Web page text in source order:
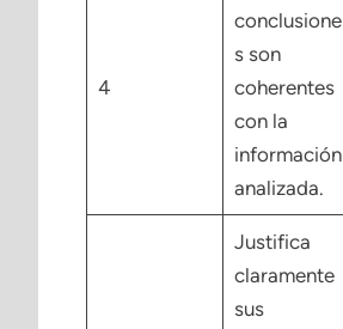
4
conclusione
s son
coherentes
con la
información
analizada.
Justifica
claramente
sus